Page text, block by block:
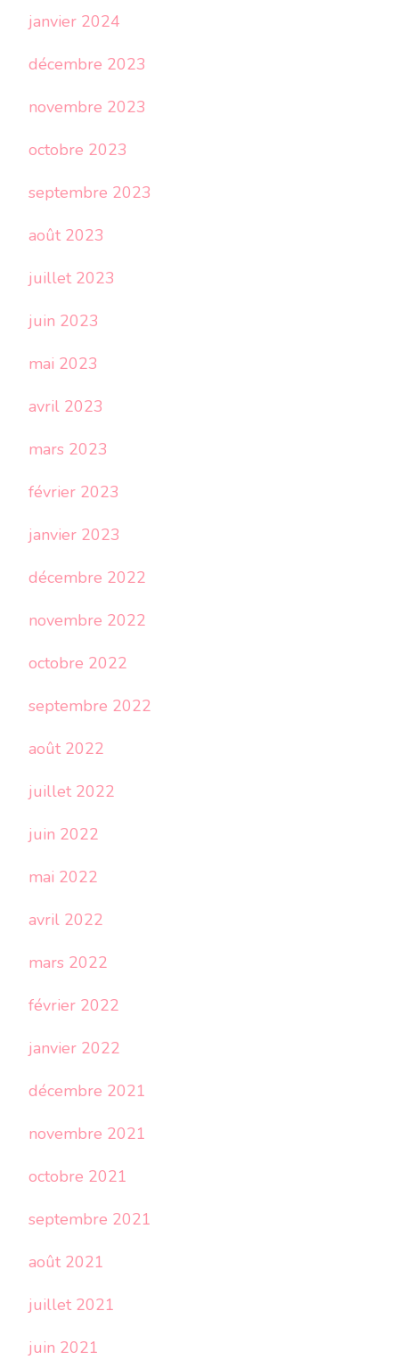
janvier 2024
décembre 2023
novembre 2023
octobre 2023
septembre 2023
août 2023
juillet 2023
juin 2023
mai 2023
avril 2023
mars 2023
février 2023
janvier 2023
décembre 2022
novembre 2022
octobre 2022
septembre 2022
août 2022
juillet 2022
juin 2022
mai 2022
avril 2022
mars 2022
février 2022
janvier 2022
décembre 2021
novembre 2021
octobre 2021
septembre 2021
août 2021
juillet 2021
juin 2021